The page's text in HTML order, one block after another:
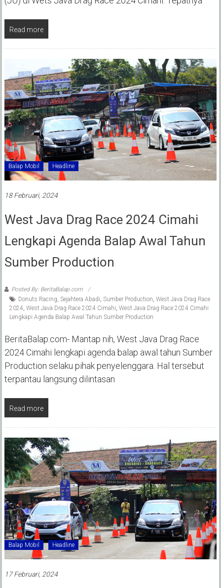
Read more
Balap Mobil Headline
18 Februari, 2024
West Java Drag Race 2024 Cimahi
Lengkapi Agenda Balap Awal Tahun
Sumber Production
Posted By: BeritaBalap.com
Donuts Racing Sejahtera Abadi Sumber Production West Java Drag Race
2024 West Java Drag Race 2024 Cimahi West Java Drag Race 2024 Cimahi
Lengkapi Agenda Balap Awal Tahun Sumber Production
BeritaBalap.com- Mantap nih, West Java Drag Race
2024 Cimahi lengkapi agenda balap awal tahun Sumber
Production selaku pihak penyelenggara. Hal tersebut
terpantau langsung dilintasan
Read more
Balap Mobil Headline
17 Februari, 2024